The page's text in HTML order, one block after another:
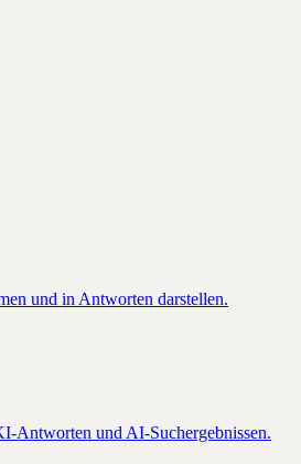
und in Antworten darstellen.
Antworten und AI-Suchergebnissen.